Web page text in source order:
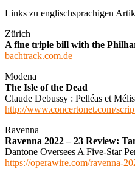
Links zu englischsprachigen
Zürich
A fine triple bill with the
bachtrack.com.de
Modena
The Isle of the Dead
Claude Debussy : Pelléas et
http://www.concertonet.com/
Ravenna
Ravenna 2022 – 23 Review:
Dantone Oversees A Five-Star
https://operawire.com/ravenna-